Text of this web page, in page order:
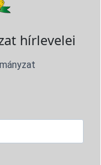
hírlevelei